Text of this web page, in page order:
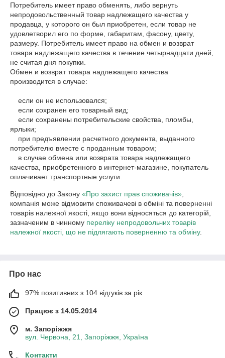
Потребитель имеет право обменять, либо вернуть
непродовольственный товар надлежащего качества у
продавца, у которого он был приобретен, если товар не
удовлетворил его по форме, габаритам, фасону, цвету,
размеру. Потребитель имеет право на обмен и возврат
товара надлежащего качества в течение четырнадцати дней,
не считая дня покупки.
Обмен и возврат товара надлежащего качества
производится в случае:
ярлыки;
потребителю вместе с проданным товаром;
качества, приобретенного в интернет-магазине, покупатель
Відповідно до Закону «Про захист прав споживачів»
компанія може відмовити споживачеві в обміні та поверненні
товарів належної якості, якщо вони відносяться до категорій,
зазначеним в чинному переліку непродовольчих товарів
належної якості, що не підлягають поверненню та обміну.
Про нас
97% позитивних з 104 відгуків за рік
Працює з 14.05.2014
м. Запоріжжя
вул. Червона, 21, Запоріжжя, Україна
Контакти